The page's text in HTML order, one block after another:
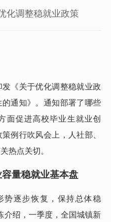
调整稳就业政策
《关于优化调整稳就业政
通知》。通知部署了哪些
面促进高校毕业生就业创
例行吹风会上，人社部、
热点关切。
量稳就业基本盘
逐步恢复，保持总体稳
介绍，一季度，全国城镇新